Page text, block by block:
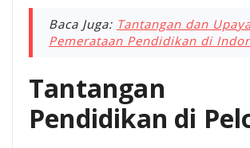
Baca Juga: Tantangan dan
Pemerataan Pendidikan di
Tantangan
Pendidikan di